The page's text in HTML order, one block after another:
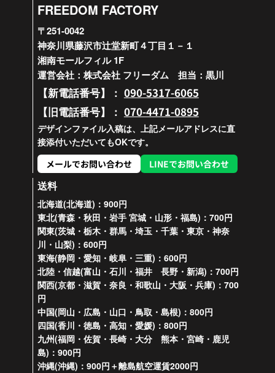
FREEDOM FACTORY
〒251-0042
神奈川県藤沢市辻堂新町４丁目１－１
湘南モールフィル 1F
運営会社：株式会社 フリーダム 担当：黒川
【新電話番号】： 090-5317-6065
【旧電話番号】： 070-4471-0895
デザインファイル入稿は、上記メールアドレスに直
接添付いただいてもOKです。
メールでお問い合わせ
LINEでお問い合わせ
送料
北海道(北海道)：900円
東北(青森・秋田・岩手 宮城・山形・福島)：700円
関東(茨城・栃木・群馬・埼玉・千葉・東京・神奈
川・山梨)：600円
東海(静岡・愛知・岐阜・三重)：600円
北陸・信越(富山・石川・福井 長野・新潟)：700円
関西(京都・滋賀・奈良・和歌山・大阪・兵庫)：700
円
中国(岡山・広島・山口・鳥取・島根)：800円
四国(香川・徳島・高知・愛媛)：800円
九州(福岡・佐賀・長崎・大分 熊本・宮崎・鹿児
島)：900円
沖縄(沖縄)：900円＋離島航空運賃2000円